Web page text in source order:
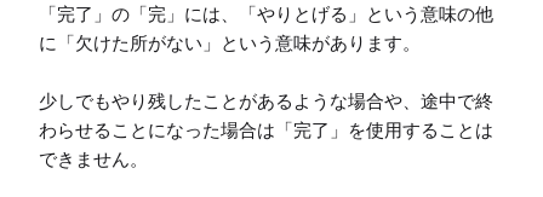
「完了」の「完」には、「やりとげる」という意味の他
に「欠けた所がない」という意味があります。
少しでもやり残したことがあるような場合や、途中で終
わらせることになった場合は「完了」を使用することは
できません。